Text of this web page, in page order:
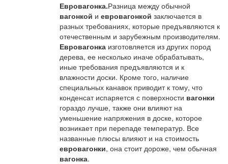
Евровагонка.Разница между обычной
вагонкой и евровагонкой заключается в
разных требованиях, которые предъявляются к
отечественным и зарубежным производителям.
Евровагонка изготовляется из других пород
дерева, ее несколько иначе обрабатывать,
иные требования предъявляются и к
влажности доски. Кроме того, наличие
специальных канавок приводит к тому, что
конденсат испаряется с поверхности вагонки
гораздо лучше, также они влияют на
уменьшение напряжения в доске, которое
возникает при перепаде температур. Все
названные плюсы влияют и на стоимость
евровагонки, она стоит дороже, чем обычная
вагонка.